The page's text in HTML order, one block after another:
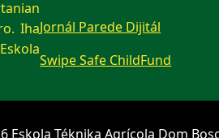
IhaJornál Parede Dijitál
Swipe Safe ChildFund
Eskola Téknika Agrícola Dom